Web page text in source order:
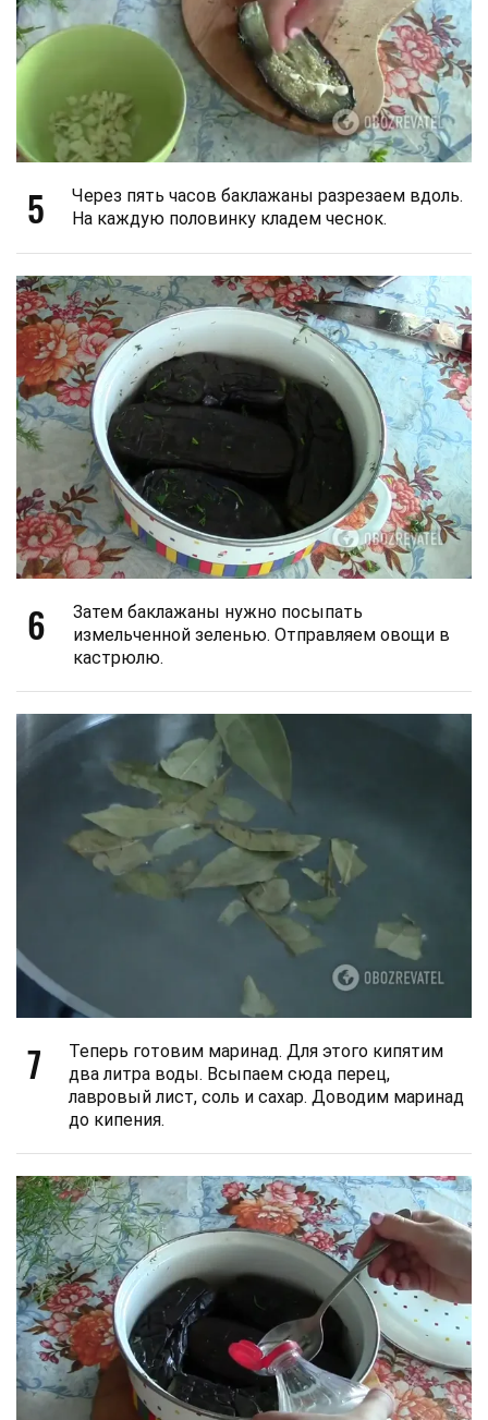
5
Через пять часов баклажаны разрезаем вдоль.
На каждую половинку кладем чеснок.
6
Затем баклажаны нужно посыпать
измельченной зеленью. Отправляем овощи в
кастрюлю.
7
Теперь готовим маринад. Для этого кипятим
два литра воды. Всыпаем сюда перец,
лавровый лист, соль и сахар. Доводим маринад
до кипения.